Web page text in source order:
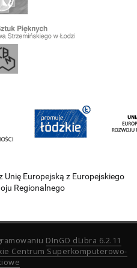
Europejską z Europejskiego
Regionalnego
DInGO dLibra 6.2.11
Centrum Superkomputerowo-